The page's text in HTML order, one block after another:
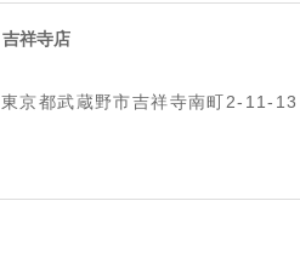
吉祥寺店
東京都武蔵野市吉祥寺南町2-11-